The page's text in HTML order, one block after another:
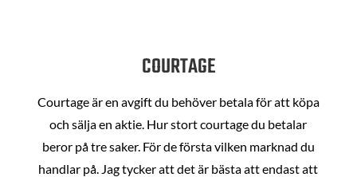
COURTAGE
Courtage är en avgift du behöver betala för att köpa
och sälja en aktie. Hur stort courtage du betalar
beror på tre saker. För de första vilken marknad du
handlar på. Jag tycker att det är bästa att endast att